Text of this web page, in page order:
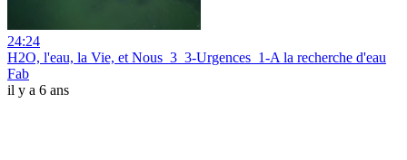
24:24
H2O, l'eau, la Vie, et Nous_3_3-Urgences_1-A la recherche d'eau
Fab
il y a 6 ans